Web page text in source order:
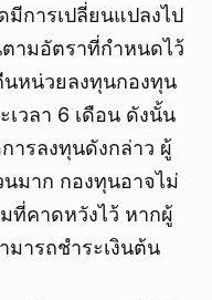
มีการเปลี่ยนแปลงไป
ามอัตราที่กำหนดไว้
หน่วยลงทุนกองทุน
เวลา 6 เดือน ดังนั้น
ารลงทุนดังกล่าว ผู้
มาก กองทุนอาจไม่
ที่คาดหวังไว้ หากผู้
ารถชำระเงินต้น